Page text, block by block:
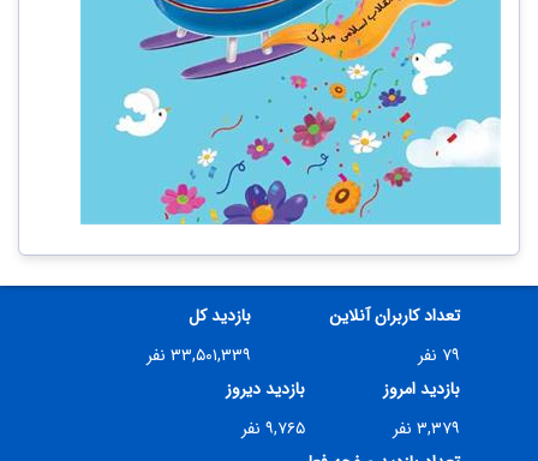
تعداد کاربران آنلاین
۷۹ نفر
بازدید کل
۳۳,۵۰۱,۳۳۹ نفر
بازدید امروز
۳,۳۷۹ نفر
بازدید دیروز
۹,۷۶۵ نفر